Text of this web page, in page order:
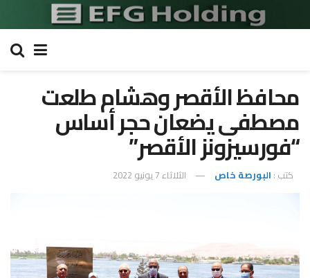
محافظ الأقصر وهشام طلعت
مصطفى يضعان حجر أساس
“فورسيزونز الأقصر”
كتب : البورصة خاص الثلاثاء 7 يونيو 2022